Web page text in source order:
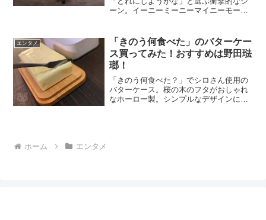
ーン。イーニーミーニーマイニーモーの
な…は英語で何という？『ウォーキング
デッド』シーズン6の最終章。...
エンタメ
「きのう何食べた」のバターケー
ス買ってみた！おすすめは野田琺
瑯！
「きのう何食べた？」でシロさん使用の
バターケース。桜の木のフタがおしゃれ
なホーロー製。シンプルなデザインに魅
ホーム
エンタメ